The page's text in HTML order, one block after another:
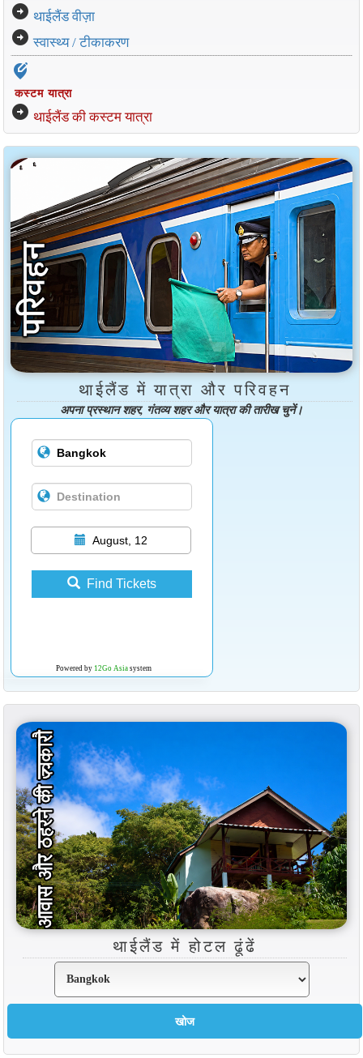
arrow_circle_right थाईलैंड वीज़ा
arrow_circle_right स्वास्थ्य / टीकाकरण
edit_location_alt
कस्टम यात्रा
arrow_circle_right थाईलैंड की कस्टम यात्रा
थाईलैंड में यात्रा और परिवहन
अपना प्रस्थान शहर, गंतव्य शहर और यात्रा की तारीख चुनें।
August, 12
Find Tickets
Powered by 12Go Asiasystem
थाईलैंड में होटल ढूंढें